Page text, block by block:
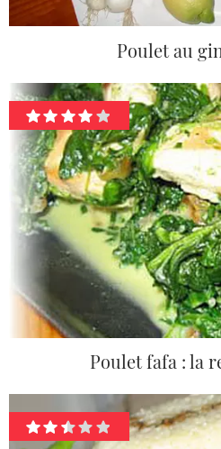
Poulet au
Poulet fafa : la